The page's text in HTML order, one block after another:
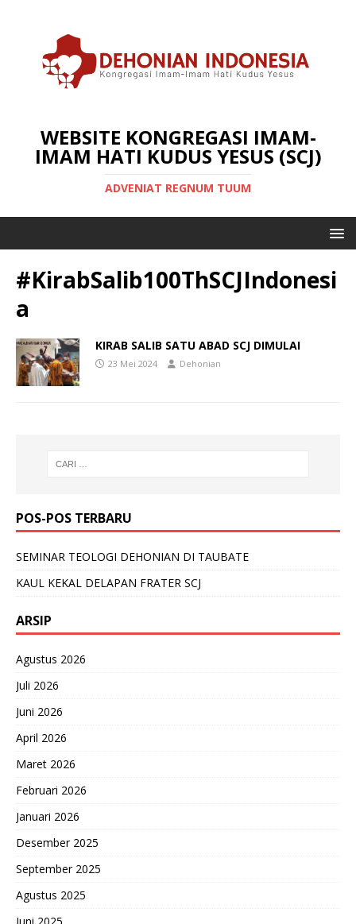
WEBSITE KONGREGASI IMAM-
IMAM HATI KUDUS YESUS (SCJ)
ADVENIAT REGNUM TUUM
#KirabSalib100ThSCJIndonesi
a
KIRAB SALIB SATU ABAD SCJ DIMULAI
23 Mei 2024 Dehonian
POS-POS TERBARU
SEMINAR TEOLOGI DEHONIAN DI TAUBATE
KAUL KEKAL DELAPAN FRATER SCJ
ARSIP
Agustus 2026
Juli 2026
Juni 2026
April 2026
Maret 2026
Februari 2026
Januari 2026
Desember 2025
September 2025
Agustus 2025